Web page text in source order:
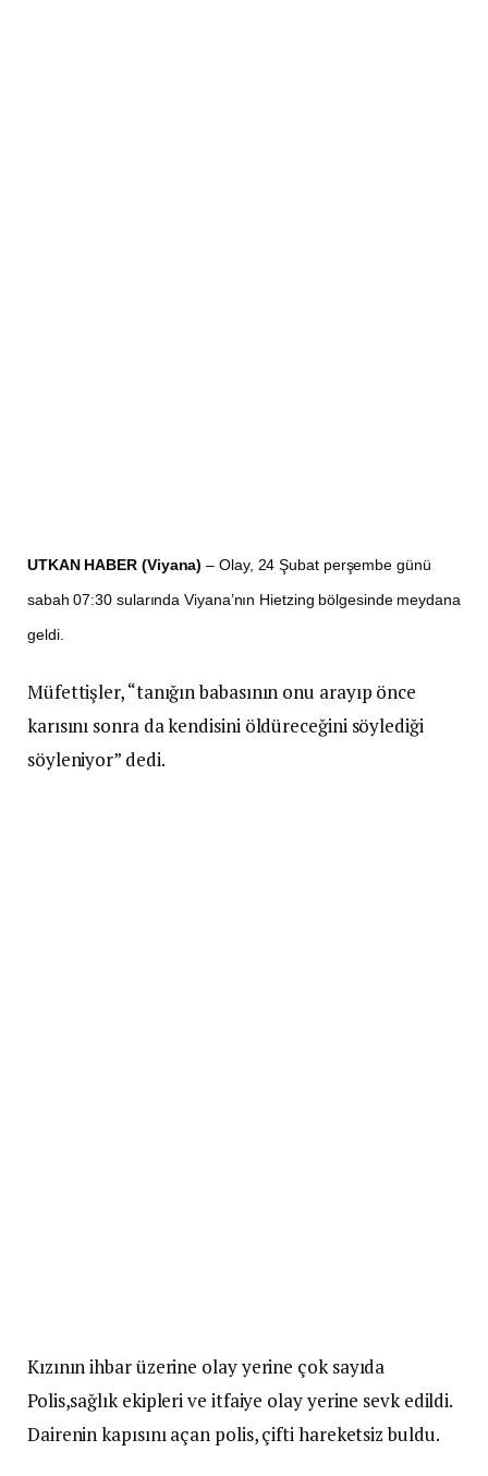
UTKAN HABER (Viyana)– Olay, 24 Şubat perşembe günü
sabah 07:30 sularında Viyana’nın Hietzing bölgesinde meydana
geldi.
Müfettişler, “tanığın babasının onu arayıp önce
karısını sonra da kendisini öldüreceğini söylediği
söyleniyor” dedi.
Kızının ihbar üzerine olay yerine çok sayıda
Polis,sağlık ekipleri ve itfaiye olay yerine sevk edildi.
Dairenin kapısını açan polis, çifti hareketsiz buldu.